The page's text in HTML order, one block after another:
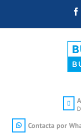
Contacta por